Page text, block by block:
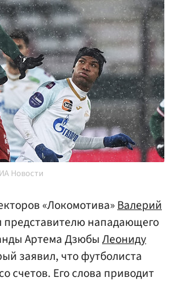
Новости
«Локомотива»Валерий
представителю нападающего
Артема ДзюбыЛеониду
заявил, что футболиста
счетов. Его слова приводит